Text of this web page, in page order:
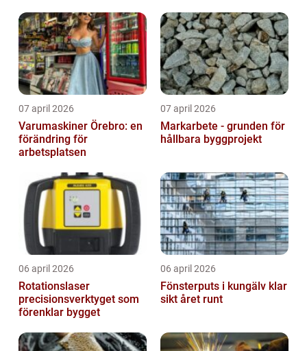
07 april 2026
Varumaskiner Örebro: en
förändring för
arbetsplatsen
07 april 2026
Markarbete - grunden för
hållbara byggprojekt
06 april 2026
Rotationslaser
precisionsverktyget som
förenklar bygget
06 april 2026
Fönsterputs i kungälv klar
sikt året runt